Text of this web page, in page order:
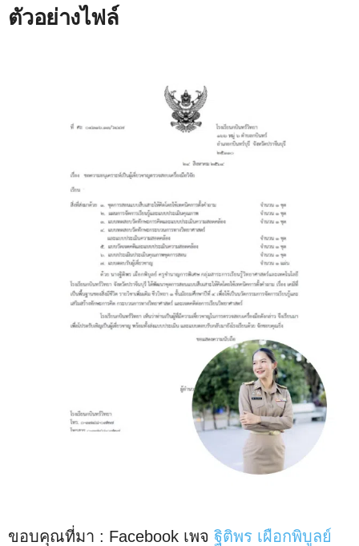
ตัวอย่างไฟล์
ขอบคุณที่มา : Facebook เพจ ฐิติพร เผือกพิบูลย์